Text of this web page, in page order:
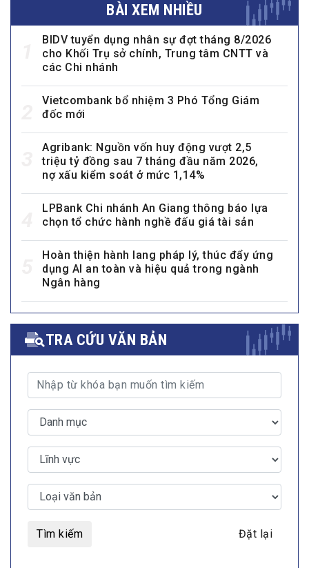
BÀI XEM NHIỀU
BIDV tuyển dụng nhân sự đợt tháng 8/2026
cho Khối Trụ sở chính, Trung tâm CNTT và
các Chi nhánh
Vietcombank bổ nhiệm 3 Phó Tổng Giám
đốc mới
Agribank: Nguồn vốn huy động vượt 2,5
triệu tỷ đồng sau 7 tháng đầu năm 2026,
nợ xấu kiểm soát ở mức 1,14%
LPBank Chi nhánh An Giang thông báo lựa
chọn tổ chức hành nghề đấu giá tài sản
Hoàn thiện hành lang pháp lý, thúc đẩy ứng
dụng AI an toàn và hiệu quả trong ngành
Ngân hàng
TRA CỨU VĂN BẢN
Tìm kiếm Đặt lại